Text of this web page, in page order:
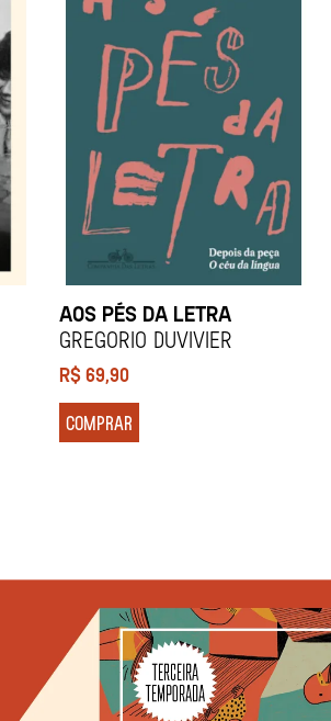
AOS PÉS DA LETRA
Gregorio Duvivier
R$69,90
COMPRAR